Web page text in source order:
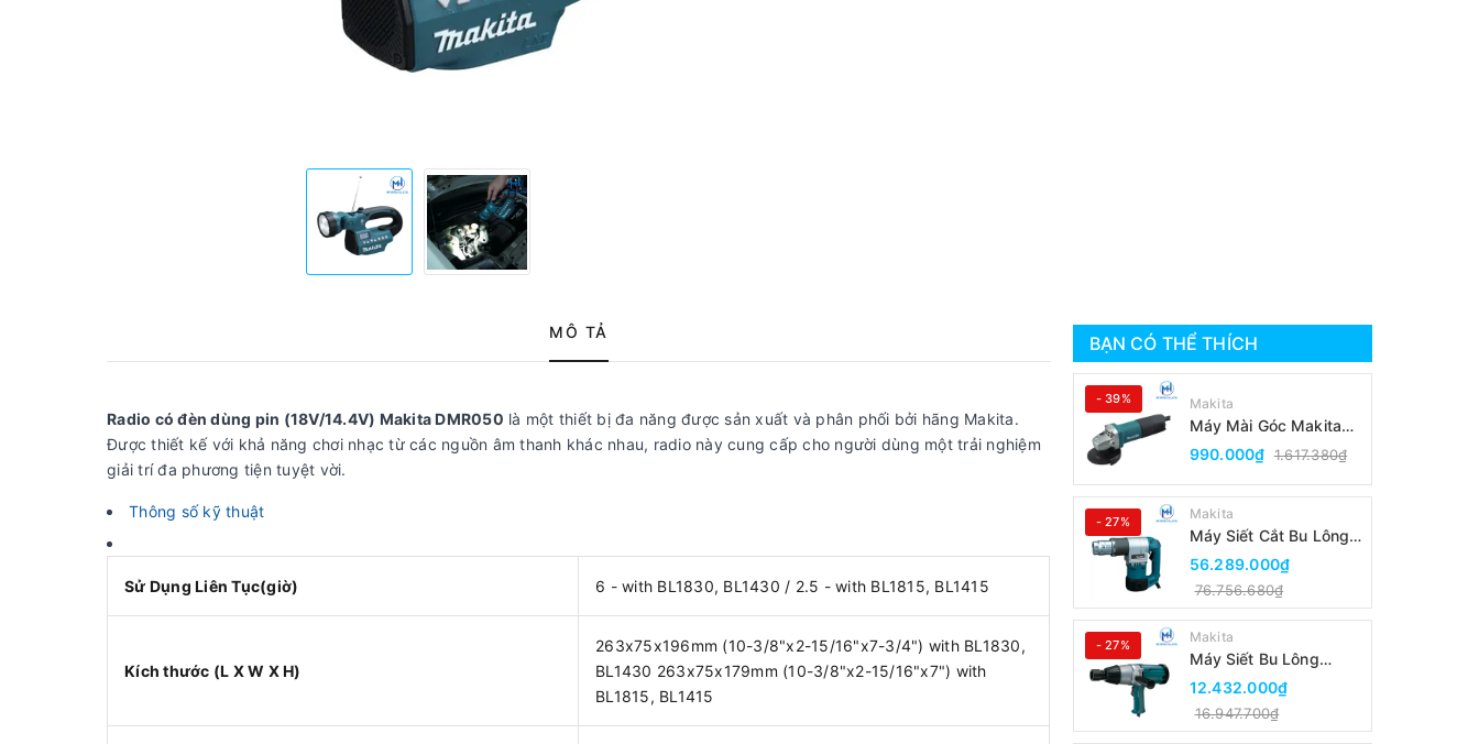
MÔ TẢ
Radio có đèn dùng pin (18V/14.4V) Makita DMR050 là một thiết bị đa năng được sản xuất và phân phối bởi hãng Makita.
Được thiết kế với khả năng chơi nhạc từ các nguồn âm thanh khác nhau, radio này cung cấp cho người dùng một trải nghiệm
giải trí đa phương tiện tuyệt vời.
Thông số kỹ thuật
Sử Dụng Liên Tục(giờ) 6 - with BL1830, BL1430 / 2.5 - with BL1815, BL1415
Kích thước (L X W X H)
263x75x196mm (10-3/8"x2-15/16"x7-3/4") with BL1830,
BL1430 263x75x179mm (10-3/8"x2-15/16"x7") with
BL1815, BL1415
BẠN CÓ THỂ THÍCH
- 39% Makita
Máy Mài Góc Makita
9553B(100MM/Công
Tắc Đuôi)
990.000₫ 1.617.380₫
- 27% Makita
Máy Siết Cắt Bu Lông
Makita 6924N
56.289.000₫
76.756.680₫
- 27% Makita
Máy Siết Bu Lông
Makita 6906
12.432.000₫
16.947.700₫